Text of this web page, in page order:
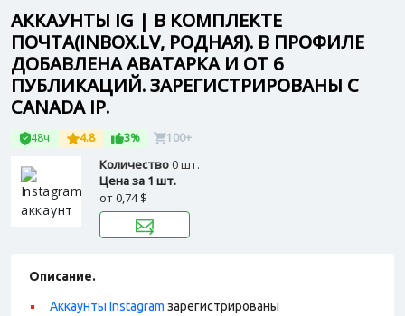
АККАУНТЫ IG | В КОМПЛЕКТЕ
ПОЧТА(INBOX.LV, РОДНАЯ). В ПРОФИЛЕ
ДОБАВЛЕНА АВАТАРКА И ОТ 6
ПУБЛИКАЦИЙ. ЗАРЕГИСТРИРОВАНЫ С
CANADA IP.
48ч 4.8 3% 100+
Количество0 шт.
Цена за 1 шт.
от0,74 $
Описание.
Аккаунты Instagram зарегистрированы